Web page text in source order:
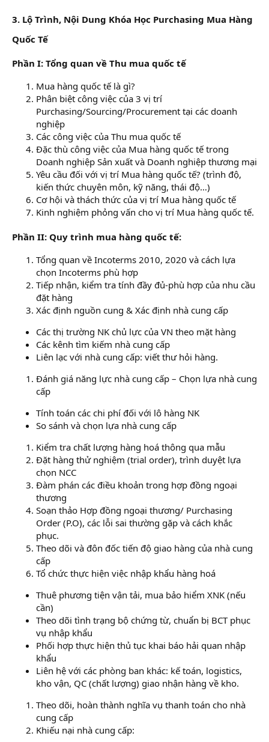
3. Lộ Trình, Nội Dung Khóa Học Purchasing Mua Hàng
Quốc Tế
Phần I: Tổng quan về Thu mua quốc tế
Mua hàng quốc tế là gì?
Phân biệt công việc của 3 vị trí
Purchasing/Sourcing/Procurement tại các doanh
nghiệp
Các công việc của Thu mua quốc tế
Đặc thù công việc của Mua hàng quốc tế trong
Doanh nghiệp Sản xuất và Doanh nghiệp thương mại
Yêu cầu đối với vị trí Mua hàng quốc tế? (trình độ,
kiến thức chuyên môn, kỹ năng, thái độ…)
Cơ hội và thách thức của vị trí Mua hàng quốc tế
Kinh nghiệm phỏng vấn cho vị trí Mua hàng quốc tế.
Phần II: Quy trình mua hàng quốc tế:
Tổng quan về Incoterms 2010, 2020 và cách lựa
chọn Incoterms phù hợp
Tiếp nhận, kiểm tra tính đầy đủ-phù hợp của nhu cầu
đặt hàng
Xác định nguồn cung & Xác định nhà cung cấp
Các thị trường NK chủ lực của VN theo mặt hàng
Các kênh tìm kiếm nhà cung cấp
Liên lạc với nhà cung cấp: viết thư hỏi hàng.
Đánh giá năng lực nhà cung cấp – Chọn lựa nhà cung
cấp
Tính toán các chi phí đối với lô hàng NK
So sánh và chọn lựa nhà cung cấp
Kiểm tra chất lượng hàng hoá thông qua mẫu
Đặt hàng thử nghiệm (trial order), trình duyệt lựa
chọn NCC
Đàm phán các điều khoản trong hợp đồng ngoại
thương
Soạn thảo Hợp đồng ngoại thương/ Purchasing
Order (P.O), các lỗi sai thường gặp và cách khắc
phục.
Theo dõi và đôn đốc tiến độ giao hàng của nhà cung
cấp
Tổ chức thực hiện việc nhập khẩu hàng hoá
Thuê phương tiện vận tải, mua bảo hiểm XNK (nếu
cần)
Theo dõi tình trạng bộ chứng từ, chuẩn bị BCT phục
vụ nhập khẩu
Phối hợp thực hiện thủ tục khai báo hải quan nhập
khẩu
Liên hệ với các phòng ban khác: kế toán, logistics,
kho vận, QC (chất lượng) giao nhận hàng về kho.
Theo dõi, hoàn thành nghĩa vụ thanh toán cho nhà
cung cấp
Khiếu nại nhà cung cấp: